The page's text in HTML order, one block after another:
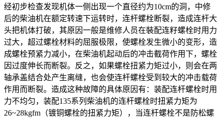
经初步检查发现机体一侧出现一个直径约为10cm的洞，中修
后的柴油机在额定转速下运转时，连杆螺栓断裂，造成连杆大
头把机体打破，其原因一般是维修人员在裝配连籽螺栓时用力
过大，超过螺栓材料的屈服极限，使螺栓发生微小的变形，造
成螺栓预紧力减小，在柴油机起动后的冲击截荷作用下，螺栓
因过度伸长而断裂。反之，如果螺栓扭紧力矩过小，则会在两
轴承盖结合处产生离缝，也会使连杆螺栓受到较大的冲击载荷
作用而断裂。造成这种故障的具体原因有：装配连杆螺栓时用
力不均匀，装配135系列柴油机的连杆螺栓时扭紧力矩为
26~28kgfm（镀铜螺栓的扭紧力矩），当连杆螺栓不是防松螺